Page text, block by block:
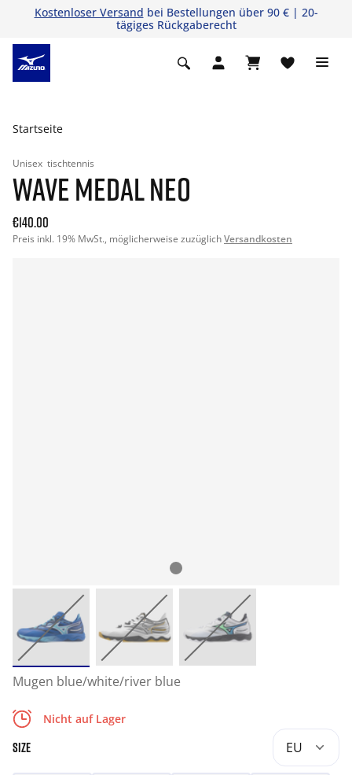
Kostenloser Versand bei Bestellungen über 90 € | 20-
tägiges Rückgaberecht
Startseite
Unisex tischtennis
WAVE MEDAL NEO
€140.00
Preis inkl. 19% MwSt., möglicherweise zuzüglichVersandkosten
Mugen blue/white/river blue
Nicht auf Lager
SIZE EU